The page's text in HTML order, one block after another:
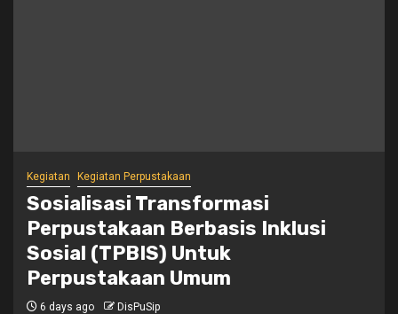
Kegiatan Kegiatan Perpustakaan
Sosialisasi Transformasi
Perpustakaan Berbasis Inklusi
Sosial (TPBIS) Untuk
Perpustakaan Umum
6 days ago DisPuSip